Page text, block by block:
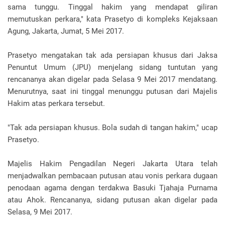
sama tunggu. Tinggal hakim yang mendapat giliran
memutuskan perkara," kata Prasetyo di kompleks Kejaksaan
Agung, Jakarta, Jumat, 5 Mei 2017.
Prasetyo mengatakan tak ada persiapan khusus dari Jaksa
Penuntut Umum (JPU) menjelang sidang tuntutan yang
rencananya akan digelar pada Selasa 9 Mei 2017 mendatang.
Menurutnya, saat ini tinggal menunggu putusan dari Majelis
Hakim atas perkara tersebut.
"Tak ada persiapan khusus. Bola sudah di tangan hakim," ucap
Prasetyo.
Majelis Hakim Pengadilan Negeri Jakarta Utara telah
menjadwalkan pembacaan putusan atau vonis perkara dugaan
penodaan agama dengan terdakwa Basuki Tjahaja Purnama
atau Ahok. Rencananya, sidang putusan akan digelar pada
Selasa, 9 Mei 2017.